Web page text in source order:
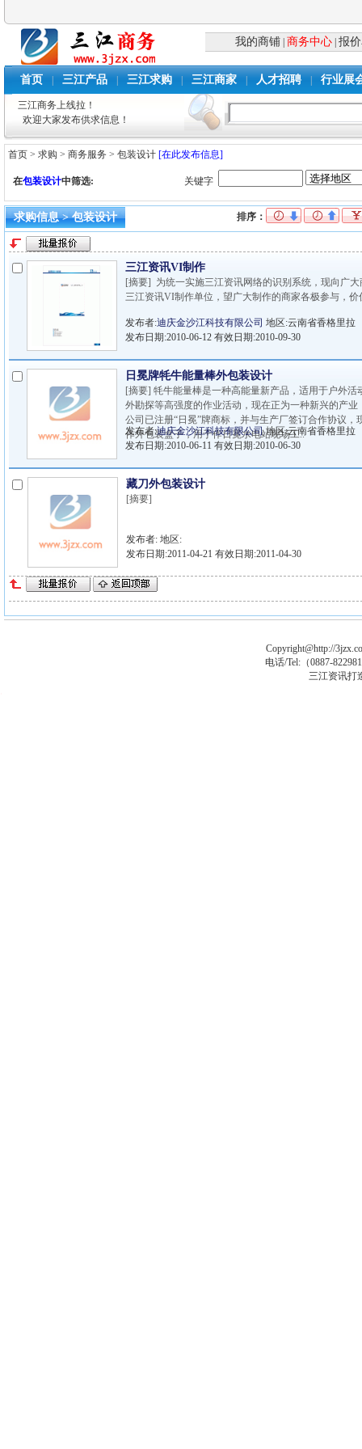
我的商铺 商务中心 |报
首页 三江产品 三江求购 三江商家 人才招聘 行业展
三江商务上线拉！
欢迎大家发布供求信息！
首页 >求购 >商务服务 >包装设计 [在此发布信息]
在包装设计中筛选: 关键字
求购信息 > 包装设计 排序：
三江资讯VI制作
[摘要] 为统一实施三江资讯网络的识别系统，现向广大
三江资讯VI制作单位，望广大制作的商家各极参与，价
发布者:迪庆金沙江科技有限公司 地区:云南省香格里拉
发布日期:2010-06-12 有效日期:2010-09-30
日冕牌牦牛能量棒外包装设计
[摘要] 牦牛能量棒是一种高能量新产品，适用于户外活
外勘探等高强度的作业活动，现在正为一种新兴的产业
公司已注册“日冕”牌商标，并与生产厂签订合作协议，
作外包装盒子，用于作日冕水电站现场工..
发布者:迪庆金沙江科技有限公司地区:云南省香格里拉
发布日期:2010-06-11 有效日期:2010-06-30
藏刀外包装设计
[摘要]
发布者: 地区:
发布日期:2011-04-21 有效日期:2011-04-30
Copyright@http://
电话/Tel:（0887-
三江资讯打